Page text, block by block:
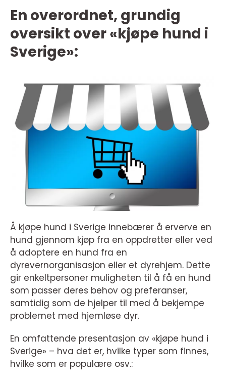
En overordnet, grundig
oversikt over «kjøpe hund i
Sverige»:
Å kjøpe hund i Sverige innebærer å erverve en
hund gjennom kjøp fra en oppdretter eller ved
å adoptere en hund fra en
dyrevernorganisasjon eller et dyrehjem. Dette
gir enkeltpersoner muligheten til å få en hund
som passer deres behov og preferanser,
samtidig som de hjelper til med å bekjempe
problemet med hjemløse dyr.
En omfattende presentasjon av «kjøpe hund i
Sverige» – hva det er, hvilke typer som finnes,
hvilke som er populære osv.: